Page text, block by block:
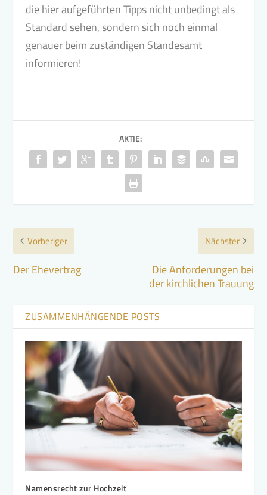
die hier aufgeführten Tipps nicht unbedingt als
Standard sehen, sondern sich noch einmal
genauer beim zuständigen Standesamt
informieren!
AKTIE:
Vorheriger
Der Ehevertrag
Nächster
Die Anforderungen bei
der kirchlichen Trauung
ZUSAMMENHÄNGENDE POSTS
Namensrecht zur Hochzeit